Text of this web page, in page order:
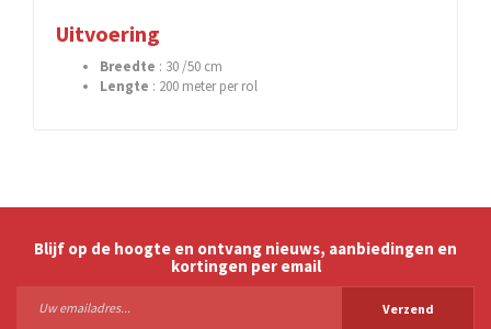
Uitvoering
Breedte : 30 /50 cm
Lengte : 200 meter per rol
Blijf op de hoogte en ontvang nieuws, aanbiedingen en
kortingen per email
Verzend